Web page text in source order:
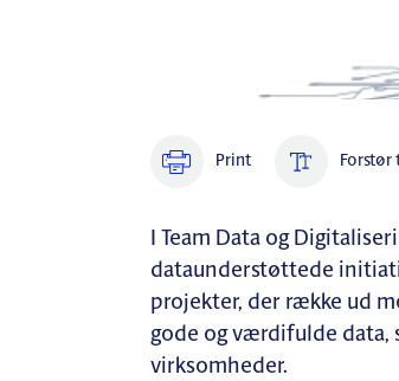
Print Forstør
I Team Data og
dataunderstøttede
projekter, der række ud
gode og værdifulde data,
virksomheder.